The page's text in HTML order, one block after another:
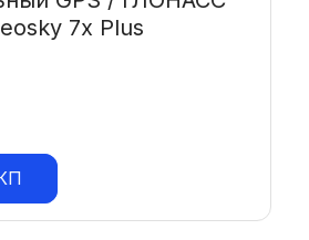
7x Plus